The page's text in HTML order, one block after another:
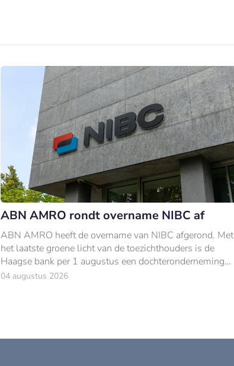
ABN AMRO rondt overname NIBC af
ABN AMRO heeft de overname van NIBC afgerond. Met
het laatste groene licht van de toezichthouders is de
Haagse bank per 1 augustus een dochteronderneming
van ABN AMRO.
04 augustus 2026